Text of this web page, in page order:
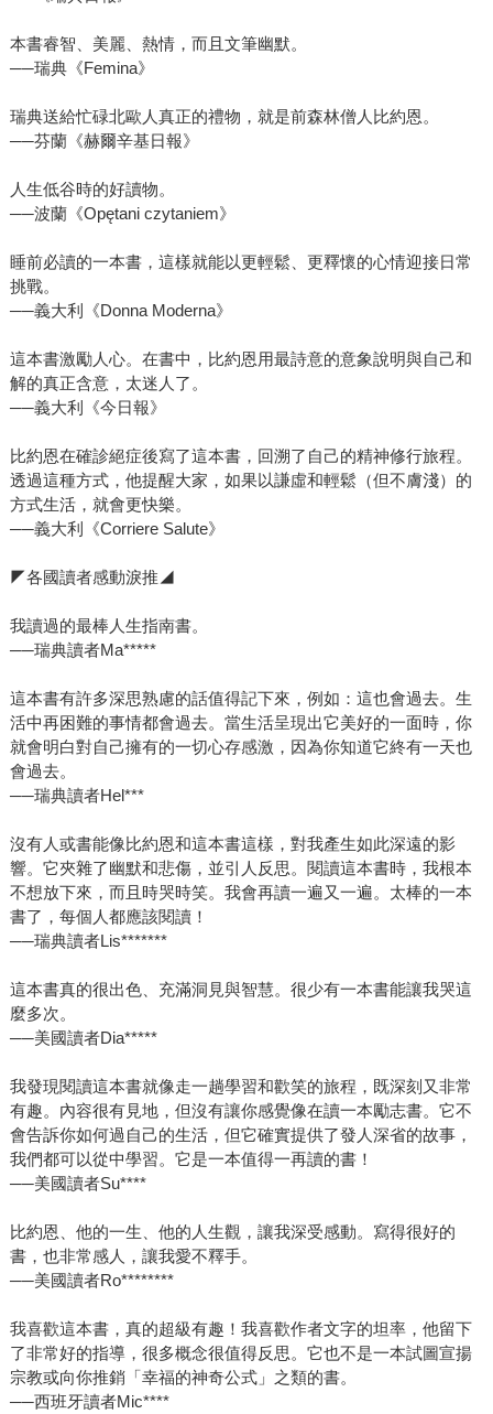
本書睿智、美麗、熱情，而且文筆幽默。
──瑞典《Femina》
瑞典送給忙碌北歐人真正的禮物，就是前森林僧人比約恩。
──芬蘭《赫爾辛基日報》
人生低谷時的好讀物。
──波蘭《Opętani czytaniem》
睡前必讀的一本書，這樣就能以更輕鬆、更釋懷的心情迎接日常
挑戰。
──義大利《Donna Moderna》
這本書激勵人心。在書中，比約恩用最詩意的意象說明與自己和
解的真正含意，太迷人了。
──義大利《今日報》
比約恩在確診絕症後寫了這本書，回溯了自己的精神修行旅程。
透過這種方式，他提醒大家，如果以謙虛和輕鬆（但不膚淺）的
方式生活，就會更快樂。
──義大利《Corriere Salute》
◤各國讀者感動淚推◢
我讀過的最棒人生指南書。
──瑞典讀者Ma*****
這本書有許多深思熟慮的話值得記下來，例如：這也會過去。生
活中再困難的事情都會過去。當生活呈現出它美好的一面時，你
就會明白對自己擁有的一切心存感激，因為你知道它終有一天也
會過去。
──瑞典讀者Hel***
沒有人或書能像比約恩和這本書這樣，對我產生如此深遠的影
響。它夾雜了幽默和悲傷，並引人反思。閱讀這本書時，我根本
不想放下來，而且時哭時笑。我會再讀一遍又一遍。太棒的一本
書了，每個人都應該閱讀！
──瑞典讀者Lis*******
這本書真的很出色、充滿洞見與智慧。很少有一本書能讓我哭這
麼多次。
──美國讀者Dia*****
我發現閱讀這本書就像走一趟學習和歡笑的旅程，既深刻又非常
有趣。內容很有見地，但沒有讓你感覺像在讀一本勵志書。它不
會告訴你如何過自己的生活，但它確實提供了發人深省的故事，
我們都可以從中學習。它是一本值得一再讀的書！
──美國讀者Su****
比約恩、他的一生、他的人生觀，讓我深受感動。寫得很好的
書，也非常感人，讓我愛不釋手。
──美國讀者Ro********
我喜歡這本書，真的超級有趣！我喜歡作者文字的坦率，他留下
了非常好的指導，很多概念很值得反思。它也不是一本試圖宣揚
宗教或向你推銷「幸福的神奇公式」之類的書。
──西班牙讀者Mic****